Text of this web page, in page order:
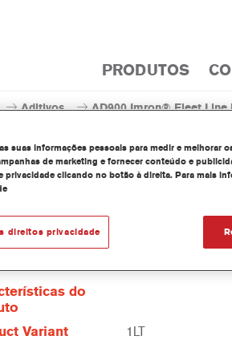
PRODUTOS
Aditivos AD900 Imron® Fleet Line
AD900 Imron®
do
Variant
1LT
suas informações pessoais para medir e melhorar
de marketing e fornecer conteúdo e
privacidade clicando no botão à direita. Para mais
direitos privacidade